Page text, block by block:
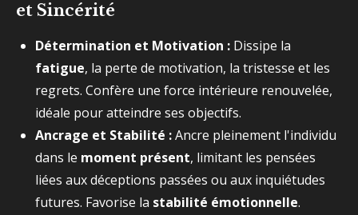
et Sincérité
Détermination et Motivation : Dissipe la
fatigue, la perte de motivation, la tristesse et les
regrets. Confère une force intérieure renouvelée,
idéale pour atteindre ses objectifs.
Ancrage et Stabilité :Ancre pleinement l'individu
dans le moment présent, limitant les pensées
liées aux déceptions passées ou aux inquiétudes
futures. Favorise la stabilité émotionnelle.